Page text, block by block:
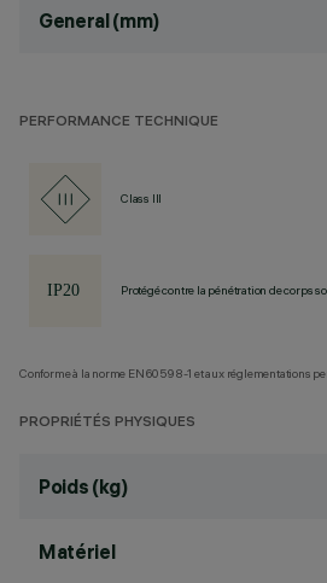
General (mm)
PERFORMANCE TECHNIQUE
Class III
Protégé contre la pénétration de corps
Conforme à la norme EN60598-1 et aux réglementations
PROPRIÉTÉS PHYSIQUES
Poids (kg)
Matériel